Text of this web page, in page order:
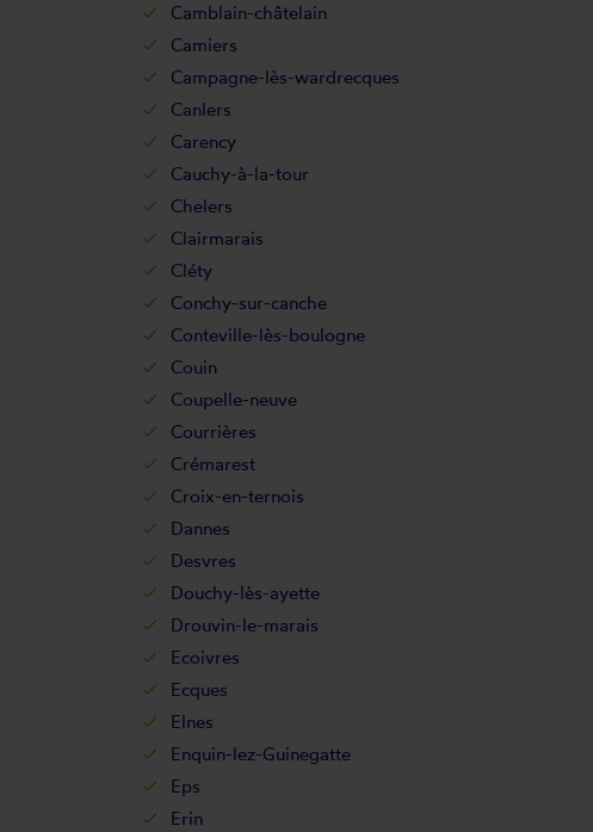
Camblain-châtelain
Camiers
Campagne-lès-wardrecques
Canlers
Carency
Cauchy-à-la-tour
Chelers
Clairmarais
Cléty
Conchy-sur-canche
Conteville-lès-boulogne
Couin
Coupelle-neuve
Courrières
Crémarest
Croix-en-ternois
Dannes
Desvres
Douchy-lès-ayette
Drouvin-le-marais
Ecoivres
Ecques
Elnes
Enquin-lez-Guinegatte
Eps
Erin